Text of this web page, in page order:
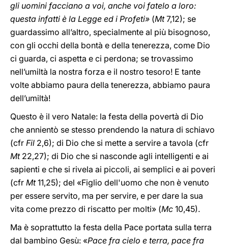
gli uomini facciano a voi, anche voi fatelo a loro:
questa infatti è la Legge ed i Profeti» (Mt7,12); se
guardassimo all’altro, specialmente al più bisognoso,
con gli occhi della bontà e della tenerezza, come Dio
ci guarda, ci aspetta e ci perdona; se trovassimo
nell’umiltà la nostra forza e il nostro tesoro! E tante
volte abbiamo paura della tenerezza, abbiamo paura
dell’umiltà!
Questo è il vero Natale: la festa della povertà di Dio
che annientò se stesso prendendo la natura di schiavo
(cfr Fil 2,6); di Dio che si mette a servire a tavola (cfr
Mt22,27); di Dio che si nasconde agli intelligenti e ai
sapienti e che si rivela ai piccoli, ai semplici e ai poveri
(cfr Mt11,25); del «Figlio dell'uomo che non è venuto
per essere servito, ma per servire, e per dare la sua
vita come prezzo di riscatto per molti» (Mc 10,45).
Ma è soprattutto la festa della Pace portata sulla terra
dal bambino Gesù: «Pace fra cielo e terra, pace fra